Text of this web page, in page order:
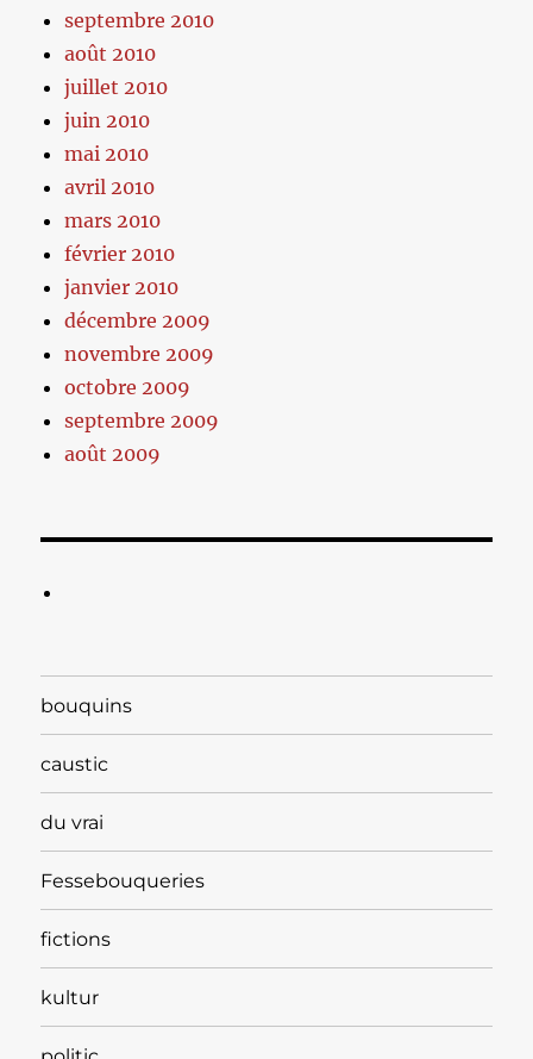
septembre 2010
août 2010
juillet 2010
juin 2010
mai 2010
avril 2010
mars 2010
février 2010
janvier 2010
décembre 2009
novembre 2009
octobre 2009
septembre 2009
août 2009
bouquins
caustic
du vrai
Fessebouqueries
fictions
kultur